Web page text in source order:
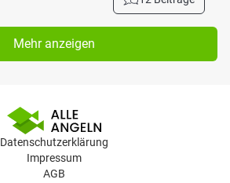
Mehr anzeigen
Datenschutzerklärung
Impressum
AGB